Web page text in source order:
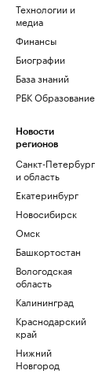
Технологии и
медиа
Финансы
Биографии
База знаний
РБК Образование
Новости
регионов
Санкт-Петербург
и область
Екатеринбург
Новосибирск
Омск
Башкортостан
Вологодская
область
Калининград
Краснодарский
край
Нижний
Новгород